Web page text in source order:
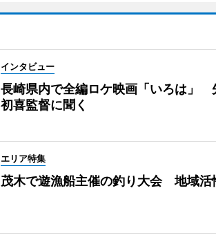
インタビュー
長崎県内で全編ロケ映画「いろは
初喜監督に聞く
エリア特集
茂木で遊漁船主催の釣り大会 地域活